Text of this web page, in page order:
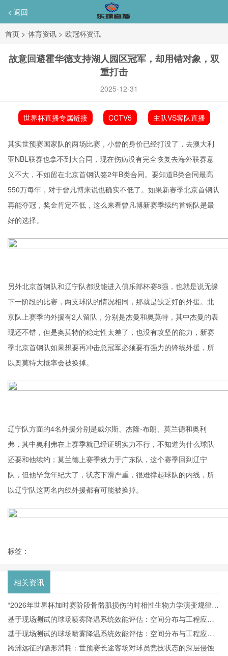
< 返回
首页 > 体育资讯 > 欧冠杯资讯
故意回避霍华德支持湖人园区冠军，却用错对象，双
重打击
2025-12-31
世界杯直播专属链接 CCTV5 主队VS客队直播
其实世预赛国家队的两场比赛，小曾的身价已经打没了，去澳大利
亚NBL联赛也拿不到大合同，现在伤病没有完全恢复去海外联赛意
义不大，不如留在北京首钢队签2年B类合同。要知道B类合同最高
550万每年，对于曾凡博来说也确实不低了。如果新赛季北京首钢队
再能夺冠，奖金肯定不低，这么来看曾凡博新赛季续约首钢队是最
好的选择。
另外北京首钢队和辽宁队都没能进入俱乐部杯赛8强，也就是说无缘
下一阶段的比赛，两支球队的情况相同，那就是缺乏好的外援。北
京队上赛季的外援有2人留队，分别是杰曼和奥莫特，其中杰曼的表
现还不错，但是奥莫特的稳定性太差了，也没有攻坚的能力，新赛
季北京首钢队如果想要再冲击总冠军必须要有强力的锋线外援，所
以奥莫特大概率会被换掉。
辽宁队方面的4名外援分别是威尔斯、杰隆-布朗、莫兰德和奥利
弗，其中奥利弗在上赛季就已经证明实力不行，不知道为什么球队
还要和他续约；莫兰德上赛季效力于广东队，这个赛季回到辽宁
队，但他毕竟年纪大了，状态下滑严重，很难撑起球队的内线，所
以辽宁队这两名内线外援都有可能被换掉。
标签：
相关资讯
“2026年世界杯加时赛阶段骨骼肌损伤的时相性生物力学演变规律及
动态风险预测模型构建”
基于现场测试的球场喷雾降温系统效能评估：空间分布与工程应用
效果研究
基于现场测试的球场喷雾降温系统效能评估：空间分布与工程应用
效果研究
跨洲远征的隐形消耗：世预赛长途客场对球员竞技状态的深层侵蚀